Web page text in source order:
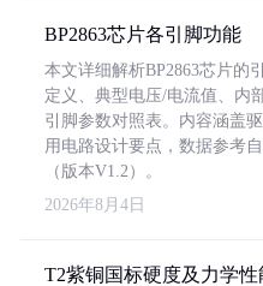
BP2863芯片各引脚功能
本文详细解析BP2863芯片的
定义、典型电压/电流值、内
引脚参数对照表。内容涵盖
用电路设计要点，数据参考
（版本V1.2）。
2026年8月4日
T2紫铜国标硬度及力学性